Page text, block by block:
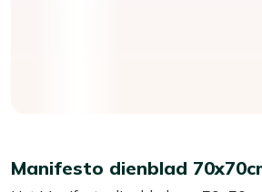
Manifesto dienblad